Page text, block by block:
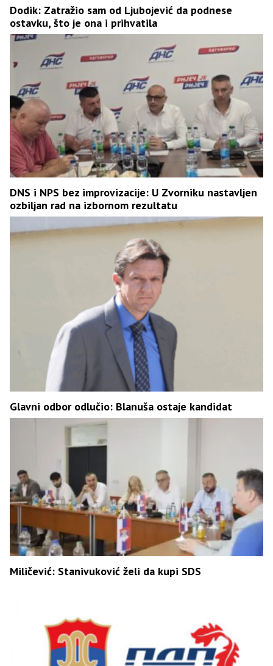
Dodik: Zatražio sam od Ljubojević da podnese
ostavku, što je ona i prihvatila
DNS i NPS bez improvizacije: U Zvorniku nastavljen
ozbiljan rad na izbornom rezultatu
Glavni odbor odlučio: Blanuša ostaje kandidat
Miličević: Stanivuković želi da kupi SDS